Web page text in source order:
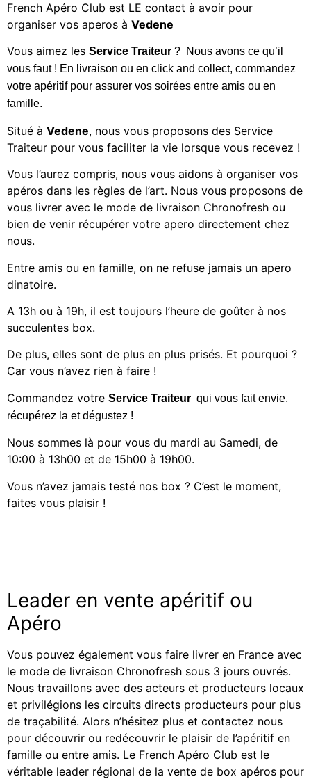
French Apéro Club est LE contact à avoir pour
organiser vos aperos à Vedene
Vous aimez les Service Traiteur ? Nous avons ce qu’il
vous faut ! En livraison ou en click and collect, commandez
votre apéritifpour assurer vos soirées entre amis ou en
famille.
Situé à Vedene, nous vous proposons des Service
Traiteur pour vous faciliter la vie lorsque vous recevez !
Vous l’aurez compris, nous vous aidons à organiser vos
apéros dans les règles de l’art. Nous vous proposons de
vous livrer avec le mode de livraison Chronofresh ou
bien de venir récupérer votre apero directement chez
nous.
Entre amis ou en famille, on ne refuse jamais un apero
dinatoire.
A 13h ou à 19h, il est toujours l’heure de goûter à nos
succulentes box.
De plus, elles sont de plus en plus prisés. Et pourquoi ?
Car vous n’avez rien à faire !
Commandez votre Service Traiteur qui vous fait envie,
récupérez la et dégustez !
Nous sommes là pour vous du mardi au Samedi, de
10:00 à 13h00 et de 15h00 à 19h00.
Vous n’avez jamais testé nos box ? C’est le moment,
faites vous plaisir !
Leader en vente apéritif ou
Apéro
Vous pouvez également vous faire livrer en France avec
le mode de livraison Chronofresh sous 3 jours ouvrés.
Nous travaillons avec des acteurs et producteurs locaux
et privilégions les circuits directs producteurs pour plus
de traçabilité. Alors n’hésitez plus et contactez nous
pour découvrir ou redécouvrir le plaisir de l’apéritif en
famille ou entre amis. Le French Apéro Club est le
véritable leader régional de la vente de box apéros pour